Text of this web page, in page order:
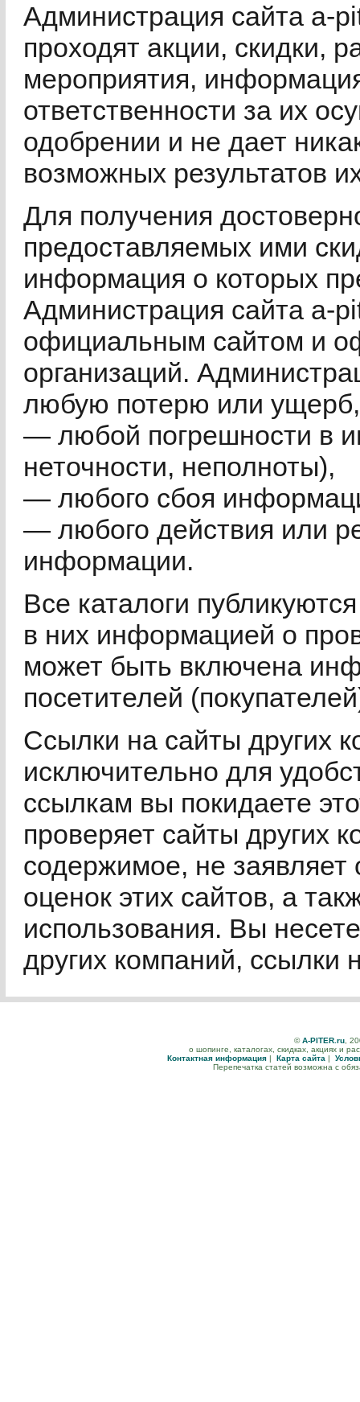
Администрация сайта a-
проходят акции, скидки,
мероприятия,
ответственности за их
одобрении и не дает
возможных результатов
Для получения
предоставляемых ими
информация о которых
Администрация сайта a-
официальным сайтом и
организаций.
любую потерю или
— любой погрешности в
неточности, неполноты),
— любого сбоя
— любого действия или
информации.
Все каталоги
в них информацией о
может быть включена
посетителей
Ссылки на сайты других
исключительно для
ссылкам вы покидаете
проверяет сайты других
содержимое, не заявляет
оценок этих сайтов, а
использования. Вы
других компаний, ссылки
©A-PITER.ru,
о шопинге, каталогах, скидках, акциях и
Контактная информация | Карта сайта |
Перепечатка статей возможна с